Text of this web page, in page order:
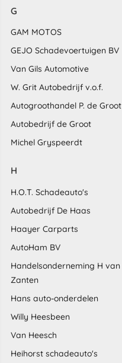
G
GAM MOTOS
GEJO Schadevoertuigen BV
Van Gils Automotive
W. Grit Autobedrijf v.o.f.
Autogroothandel P. de Groot
Autobedrijf de Groot
Michel Gryspeerdt
H
H.O.T. Schadeauto's
Autobedrijf De Haas
Haayer Carparts
AutoHam BV
Handelsonderneming H van
Zanten
Hans auto-onderdelen
Willy Heesbeen
Van Heesch
Heihorst schadeauto's